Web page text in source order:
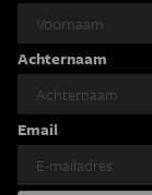
Achternaam
Email